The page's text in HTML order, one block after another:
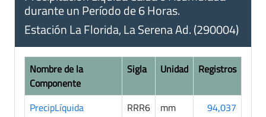
durante un Período de 6 Horas.
Estación La Florida, La Serena Ad. (290004)
Nombre de la
Componente
Sigla Unidad Registros
PrecipLíquida RRR6 mm
94,037